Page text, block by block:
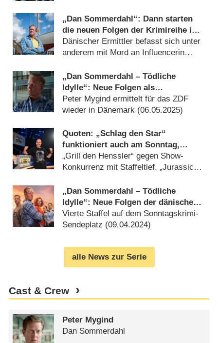
„Dan Sommerdahl“: Dann starten
die neuen Folgen der Krimireihe im
ZDF
Dänischer Ermittler befasst sich unter
anderem mit Mord an Influencerin
„Dan Sommerdahl – Tödliche
Idylle“: Neue Folgen als
Deutschlandpremiere
Peter Mygind ermittelt für das ZDF
wieder in Dänemark (06.05.2025)
Quoten: „Schlag den Star“
funktioniert auch am Sonntag,
„Brennpunkt“ und „Tatort“ am
gefragtesten
„Grill den Henssler“ gegen Show-
Konkurrenz mit Staffeltief, „Jurassic
„Dan Sommerdahl – Tödliche
Idylle“: Neue Folgen der dänischen
Krimireihe im ZDF
Vierte Staffel auf dem Sonntagskrimi-
Sendeplatz (09.04.2024)
alle News zur Serie
Cast & Crew
Peter Mygind
Dan Sommerdahl